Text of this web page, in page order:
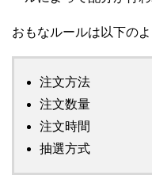
おもなルールは以下のよ
注文方法
注文数量
注文時間
抽選方式